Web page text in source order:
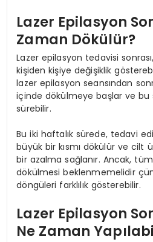
Lazer Epilasyon
Zaman Dökülür?
Lazer epilasyon tedavisi
kişiden kişiye değişiklik
lazer epilasyon seansından
içinde dökülmeye başlar ve bu
sürebilir.
Bu iki haftalık sürede, tedavi
büyük bir kısmı dökülür ve cilt
bir azalma sağlanır. Ancak, tüm
dökülmesi beklenmemelidir
döngüleri farklılık gösterebilir.
Lazer Epilasyon
Ne Zaman